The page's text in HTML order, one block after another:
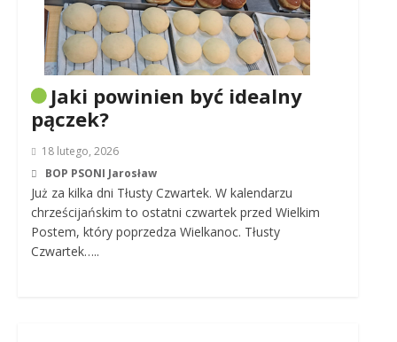
Jaki powinien być idealny
pączek?
18 lutego, 2026
BOP PSONI Jarosław
Już za kilka dni Tłusty Czwartek. W kalendarzu
chrześcijańskim to ostatni czwartek przed Wielkim
Postem, który poprzedza Wielkanoc. Tłusty
Czwartek…..